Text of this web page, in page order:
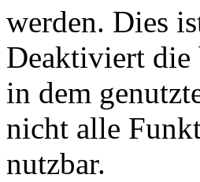
werden. Dies
Deaktiviert die
in dem
nicht alle
nutzbar.